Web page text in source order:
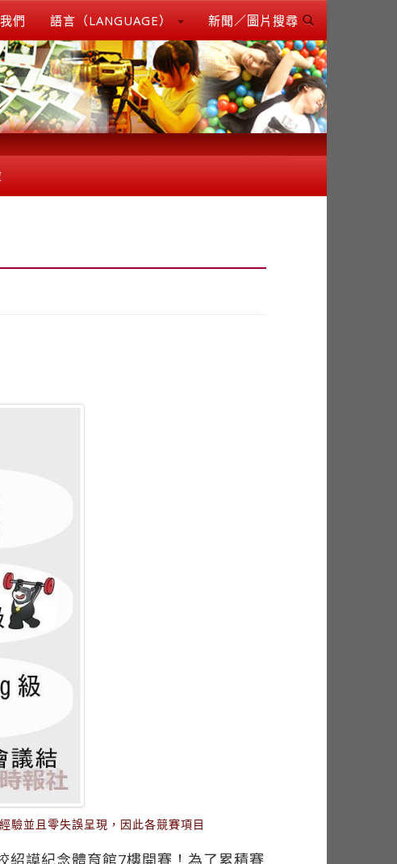
們 語言（LANGUAGE） 新聞／圖片搜尋
驗並且零失誤呈現，因此各競賽項目
紹謨紀念體育館7樓開賽！為了累積賽